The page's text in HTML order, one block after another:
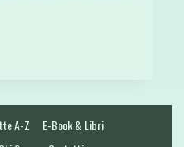
A-Z
E-Book & Libri